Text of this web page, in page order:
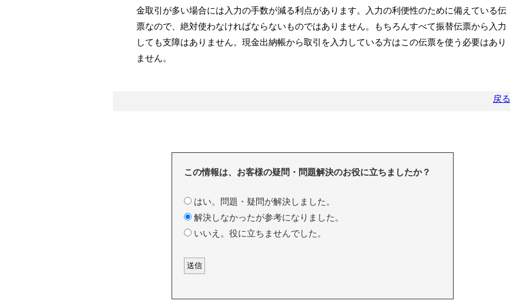
金取引が多い場合には入力の手数が減る利点があります。入力の利便性のために備えている伝
票なので、絶対使わなければならないものではありません。もちろんすべて振替伝票から入力
しても支障はありません。現金出納帳から取引を入力している方はこの伝票を使う必要はあり
ません。
戻る
この情報は、お客様の疑問・問題解決のお役に立ちましたか？
はい。問題・疑問が解決しました。
解決しなかったが参考になりました。
いいえ。役に立ちませんでした。